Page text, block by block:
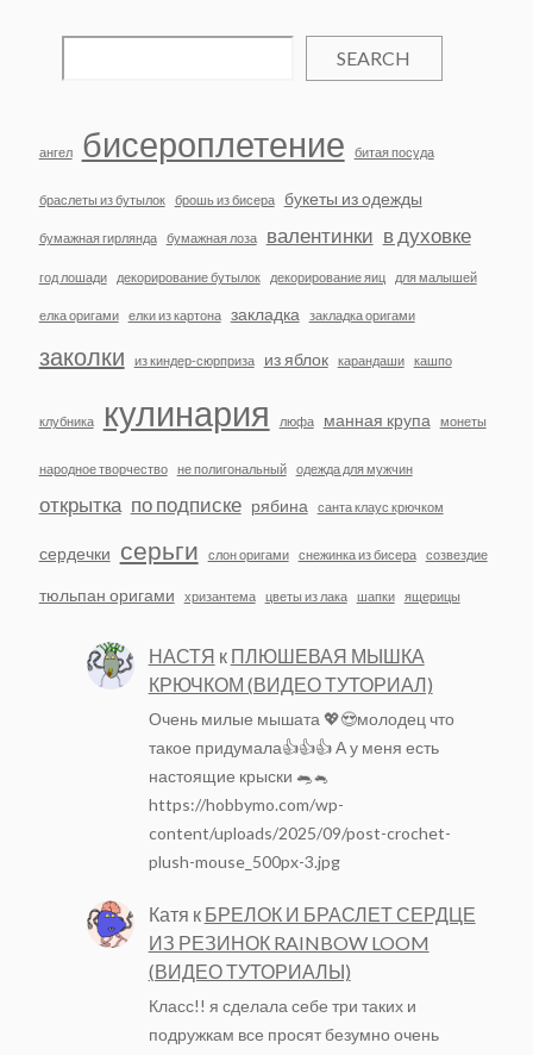
SEARCH
ангел бисероплетение битая посуда
браслеты из бутылок брошь из бисера букеты из одежды
бумажная гирлянда бумажная лоза валентинки в духовке
год лошади декорирование бутылок декорирование яиц для малышей
елка оригами елки из картона закладка закладка оригами
заколки из киндер-сюрприза из яблок карандаши кашпо
клубника кулинария люфа манная крупа монеты
народное творчество не полигональный одежда для мужчин
открытка по подписке рябина санта клаус крючком
сердечки серьги слон оригами снежинка из бисера созвездие
тюльпан оригами хризантема цветы из лака шапки ящерицы
НАСТЯ к ПЛЮШЕВАЯ МЫШКА
КРЮЧКОМ (ВИДЕО ТУТОРИАЛ)
Очень милые мышата 💖😍молодец что
такое придумала👍👍👍 А у меня есть
настоящие крыски 🐀🐁
https://hobbymo.com/wp-
content/uploads/2025/09/post-crochet-
plush-mouse_500px-3.jpg
Катя к БРЕЛОК И БРАСЛЕТ СЕРДЦЕ
ИЗ РЕЗИНОК RAINBOW LOOM
(ВИДЕО ТУТОРИАЛЫ)
Класс!! я сделала себе три таких и
подружкам все просят безумно очень